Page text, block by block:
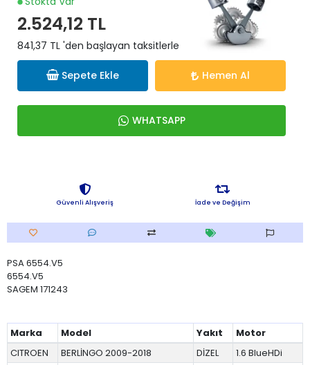
2.524,12 TL
841,37 TL 'den başlayan taksitlerle
Sepete Ekle Hemen Al
WHATSAPP
Güvenli Alışveriş İade ve Değişim
PSA 6554.V5
6554.V5
SAGEM 171243
Marka Model Yakıt
Motor
CITROEN
BERLİNGO 2009-2018 DİZEL
1.6 BlueHDi